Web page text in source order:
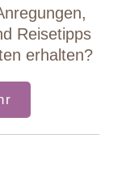
Reisetipps
erhalten?